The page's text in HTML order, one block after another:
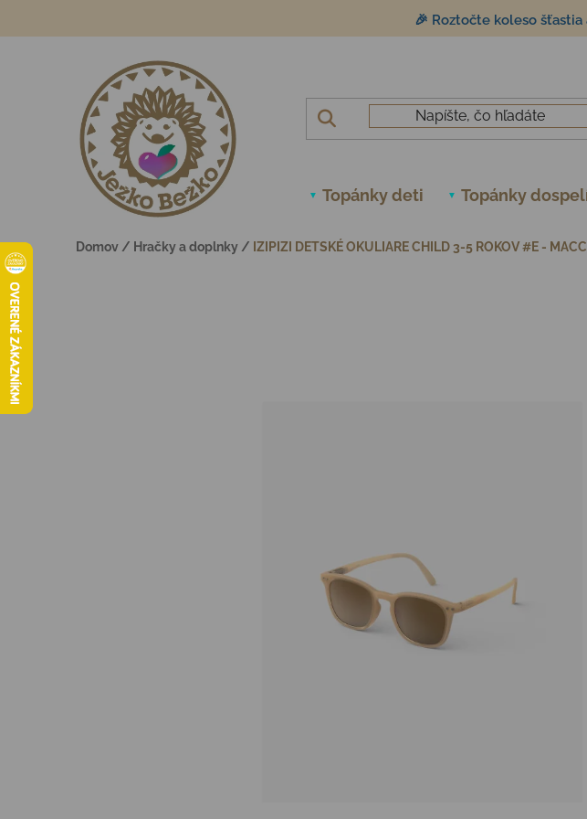
🎉 Roztočte koleso
Topánky deti Topánky
Domov / Hračky a doplnky / IZIPIZI DETSKÉ OKULIARE CHILD 3-5 ROKOV #E -